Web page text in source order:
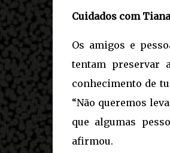
Cuidados com Tiana
Os amigos e
tentam preservar
conhecimento de
“Não queremos
que algumas
afirmou.